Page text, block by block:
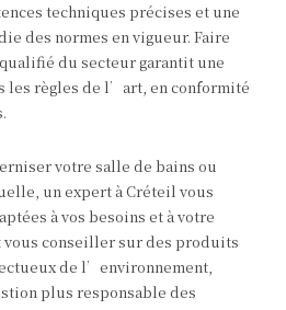
techniques précises et une
des normes en vigueur. Faire
du secteur garantit une
les règles de l’art, en conformité
votre salle de bains ou
un expert à Créteil vous
à vos besoins et à votre
conseiller sur des produits
de l’environnement,
plus responsable des